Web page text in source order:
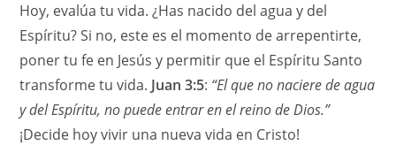
Hoy, evalúa tu vida. ¿Has nacido del agua y del
Espíritu? Si no, este es el momento de arrepentirte,
poner tu fe en Jesús y permitir que el Espíritu Santo
transforme tu vida. Juan 3:5: “El que no naciere de agua
y del Espíritu, no puede entrar en el reino de Dios.”
¡Decide hoy vivir una nueva vida en Cristo!